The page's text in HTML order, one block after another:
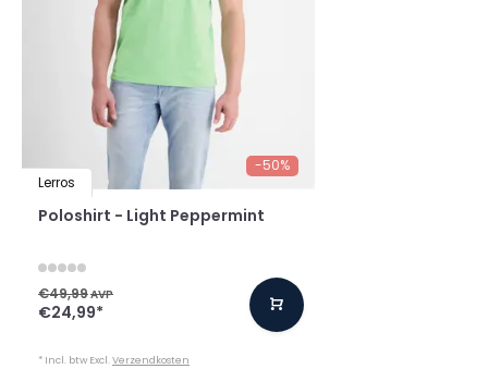
-50%
Lerros
Poloshirt - Light Peppermint
€49,99AVP
€24,99*
* Incl. btw Excl.Verzendkosten